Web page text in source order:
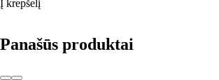
Į krepšelį
Panašūs produktai